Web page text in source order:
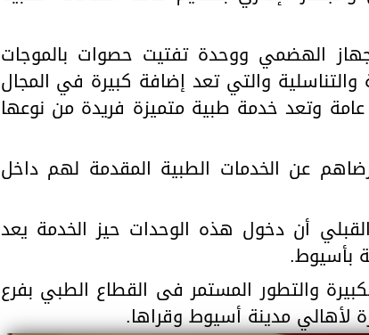
الهضمي ووحدة تفتيت حصوات بالموجات
والتناسلية والتي تعد إضافة كبيرة في المجال
وتعد خدمة طبية متميزة فريدة من نوعها
عن الخدمات الطبية المقدمة لهم داخل
أن دخول هذه الوحدات حيز الخدمة يعد
بأسيوط.
والتطور المستمر فى القطاع الطبي بفرع
لأهالي مدينة أسيوط وقراها.